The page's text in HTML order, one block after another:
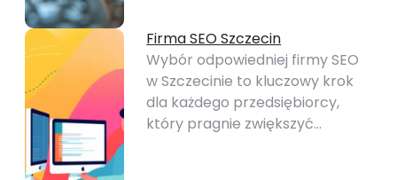
Firma SEO Szczecin
Wybór odpowiedniej firmy SEO
w Szczecinie to kluczowy krok
dla każdego przedsiębiorcy,
który pragnie zwiększyć…